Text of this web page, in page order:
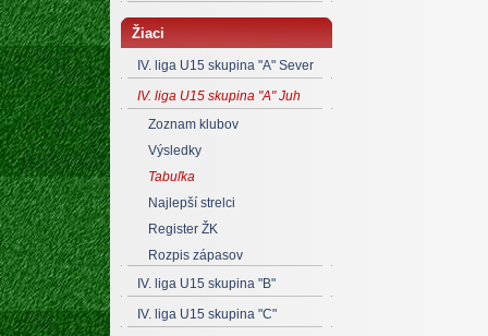
Žiaci
IV. liga U15 skupina "A" Sever
IV. liga U15 skupina "A" Juh
Zoznam klubov
Výsledky
Tabuľka
Najlepší strelci
Register ŽK
Rozpis zápasov
IV. liga U15 skupina "B"
IV. liga U15 skupina "C"